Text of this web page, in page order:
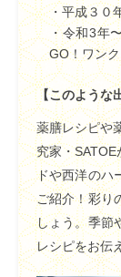
・平成３０
・令和3年
GO！ワン
【このような
薬膳レシピや
究家・
ドや西洋のハ
ご紹介！彩り
しょう。季節
レシピをお伝